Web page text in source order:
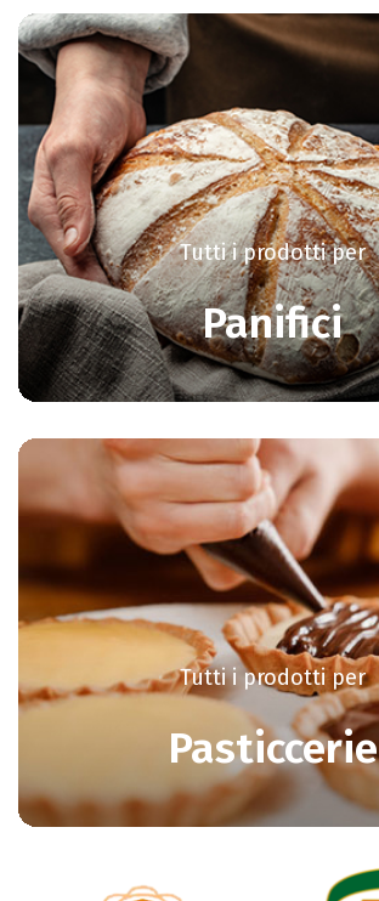
Tutti i prodotti per
Panifici
Tutti i prodotti per
Pasticcerie